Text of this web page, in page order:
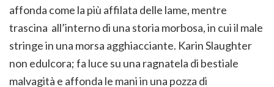
affonda come la più affilata delle lame, mentre
trascina all’interno di una storia morbosa, in cui il male
stringe in una morsa agghiacciante. Karin Slaughter
non edulcora; fa luce su una ragnatela di bestiale
malvagità e affonda le mani in una pozza di